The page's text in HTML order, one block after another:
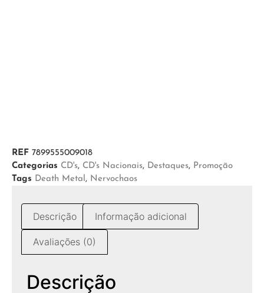
REF 7899555009018
Categorias CD's, CD's Nacionais, Destaques, Promoção
Tags Death Metal, Nervochaos
Descrição Informação adicional
Avaliações (0)
Descrição